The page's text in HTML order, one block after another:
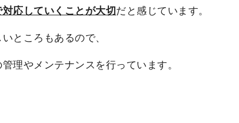
応していくことが大切 だと感じています。
ところもあるので、
理やメンテナンスを行っています。